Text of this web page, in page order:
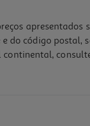
apresentados
do código postal,
continental,